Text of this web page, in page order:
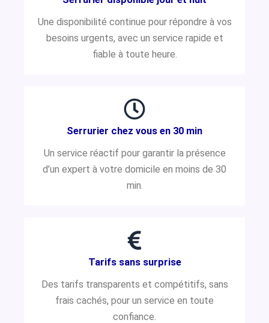
Une disponibilité continue pour répondre à vos
besoins urgents, avec un service rapide et
fiable à toute heure.
Serrurier chez vous en 30 min
Un service réactif pour garantir la présence
d’un expert à votre domicile en moins de 30
min.
Tarifs sans surprise
Des tarifs transparents et compétitifs, sans
frais cachés, pour un service en toute
confiance.